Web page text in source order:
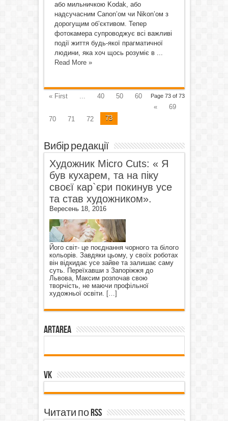
або мильничкою Kоdak, або
надсучасним Canon’ом чи Nikon’ом з
дорогущим об’єктивом. Тепер
фотокамера супроводжує всі важливі
події життя будь-якої прагматичної
людини, яка хоч щось розуміє в ...
Read More »
Page 73 of 73
« First ... 40 50
60
«
69
70
71 72 73
Вибір редакції
Художник Micro Cuts: « Я
був кухарем, та на піку
своєї кар`єри покинув усе
та став художником».
Вересень 18, 2016
Його світ- це поєднання чорного та білого
кольорів. Завдяки цьому, у своїх роботах
він відкидає усе зайве та залишає саму
суть. Переїхавши з Запоріжжя до
Львова, Максим розпочав свою
творчість, не маючи профільної
художньої освіти. […]
ArtArea
VK
Читати по RSS